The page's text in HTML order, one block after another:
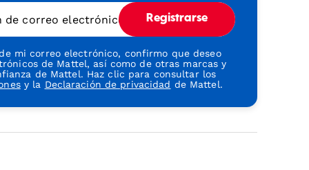
correo electrónico Registrarse
mi correo electrónico, confirmo que deseo
de Mattel, así como de otras marcas y
de Mattel. Haz clic para consultar los
y la Declaración de privacidad de Mattel.